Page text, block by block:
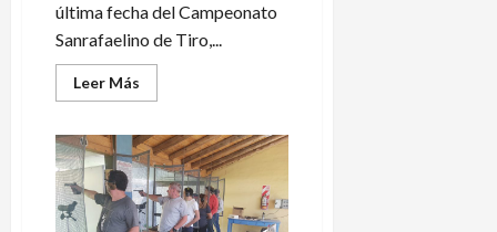
última fecha del Campeonato
Sanrafaelino de Tiro,...
Leer Más
más
Momentos
decisivos
en
el
tiro
sanrafaelino